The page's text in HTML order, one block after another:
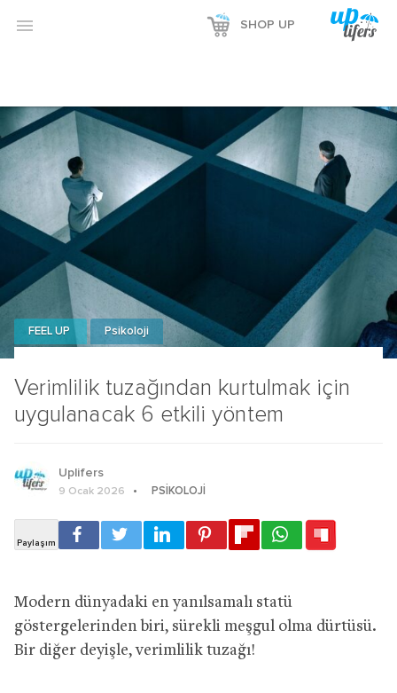
Reklamı Göster
Reklamı Gizle
 SHOP UP
Verimlilik tuzağından kurtulmak için
uygulanacak 6 etkili yöntem
FEEL UP Psikoloji
Uplifers
9 Ocak 2026 PSIKOLOJI
Modern dünyadaki en yanılsamalı statü
göstergelerinden biri, sürekli meşgul olma dürtüsü.
Bir diğer deyişle, verimlilik tuzağı!